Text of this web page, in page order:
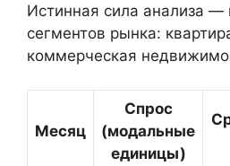
Истинная сила анализа —
сегментов рынка:
коммерческая
Месяц
Спрос
(модальные
единицы)